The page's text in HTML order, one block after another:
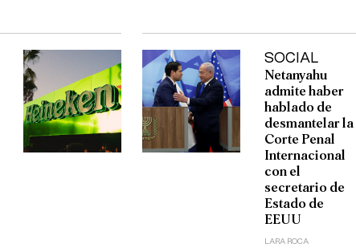
SOCIAL
Netanyahu
admite haber
hablado de
desmantelar la
Corte Penal
Internacional
con el
secretario de
Estado de
EEUU
LARA ROCA